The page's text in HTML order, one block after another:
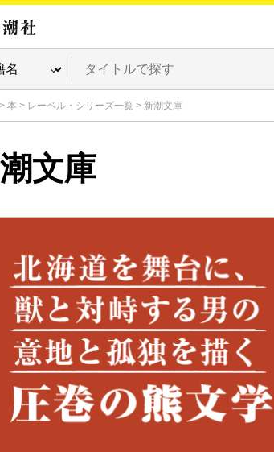
> 本 > レーベル・シリーズ一覧 > 新潮文庫
文庫